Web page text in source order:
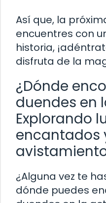
Así que, la
encuentres con
historia,
disfruta de la
¿Dónde
duendes en
Explorando
encantados
¿Alguna vez te
dónde puedes